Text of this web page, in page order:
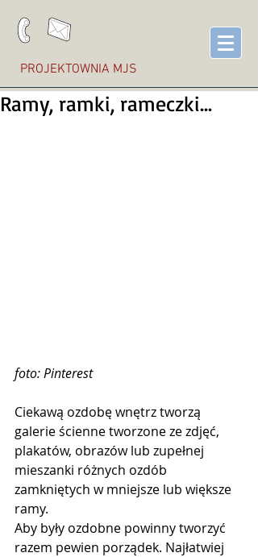
PROJEKTOWNIA MJS
Ramy, ramki, rameczki...
foto: Pinterest
Ciekawą ozdobę wnętrz tworzą
galerie ścienne tworzone ze zdjęć,
plakatów, obrazów lub zupełnej
mieszanki różnych ozdób
zamkniętych w mniejsze lub większe
ramy.
Aby były ozdobne powinny tworzyć
razem pewien porządek. Najłatwiej